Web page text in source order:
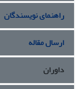
راهنمای نویسندگان
ارسال مقاله
داوران